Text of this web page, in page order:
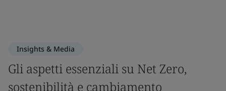
Insights & Media
Gli aspetti essenziali su Net Zero,
sostenibilità e cambiamento